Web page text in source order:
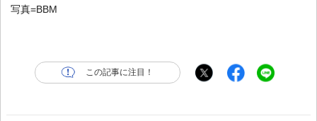
写真=BBM
この記事に注目！